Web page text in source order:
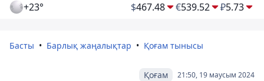
+23° $467.48 €539.52 ₽5.73
Басты Барлық жаңалықтар Қоғам тынысы
21:50, 19 маусым 2024
Қоғам